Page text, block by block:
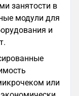
занятости в
модули для
и
или